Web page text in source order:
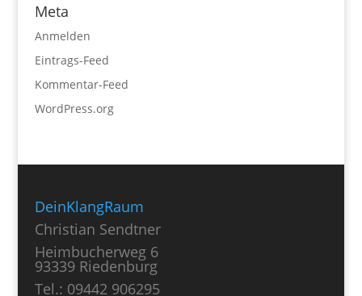
Meta
Anmelden
Eintrags-Feed
Kommentar-Feed
WordPress.org
DeinKlangRaum
Christian Sendtner
Heimbucherweg 6
93339 Riedenburg
Tel.: 09442 906295